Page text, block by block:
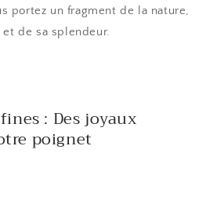
portez un fragment de la nature,
de sa splendeur.
: Des joyaux
poignet